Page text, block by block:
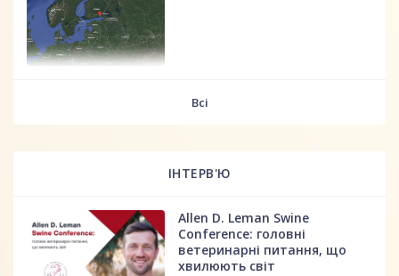
Всі
ІНТЕРВ'Ю
Allen D. Leman Swine
Conference: головні
ветеринарні питання, що
хвилюють світ